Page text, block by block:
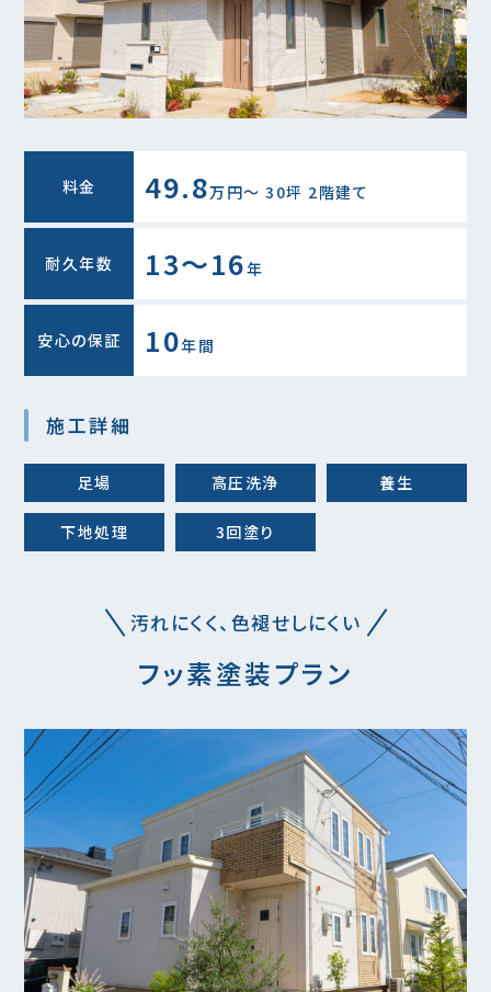
料金 49.8万円〜 30坪 2階建て
耐久年数 13～16年
安心の保証 10年間
施工詳細
足場 高圧洗浄 養生
下地処理 3回塗り
汚れにくく、色褪せしにくい
フッ素塗装プラン